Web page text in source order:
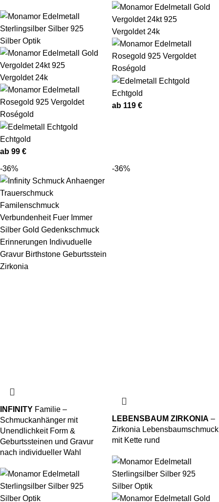
Silber Optik
Vergoldet 24k
Roségold
Echtgold
ab 99 €
Vergoldet 24k
Roségold
Echtgold
ab 119 €
-36%
INFINITY Familie –
Schmuckanhänger mit
Unendlichkeit Form &
Geburtssteinen und Gravur
nach individueller Wahl
Silber Optik
-36%
LEBENSBAUM ZIRKONIA –
Zirkonia Lebensbaumschmuck
mit Kette rund
Silber Optik